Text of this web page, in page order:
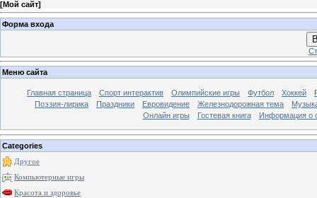
[Мой сайт]
Форма входа
Меню сайта
Главная страница Спорт интерактив Олимпийские игры Футбол Хоккей
Поэзия-лирика
Праздники Евровидение Железнодорожная тема
Онлайн игры
Гостевая книга Информация о
Categories
Другое
Компьютерные игры
Красота и здоровье